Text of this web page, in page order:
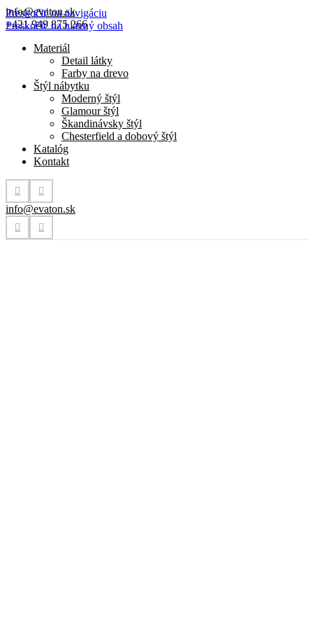
Preskočiť na navigáciu
Preskočiť na hlavný obsah
info@evaton.sk
+421 949 875 266
Materiál
Detail látky
Farby na drevo
Štýl nábytku
Moderný štýl
Glamour štýl
Škandinávsky štýl
Chesterfield a dobový štýl
Katalóg
Kontakt
info@evaton.sk